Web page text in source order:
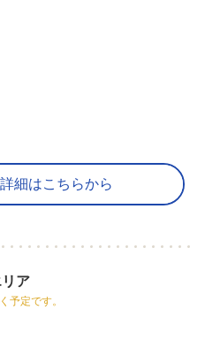
細はこちらから
ア
予定です。